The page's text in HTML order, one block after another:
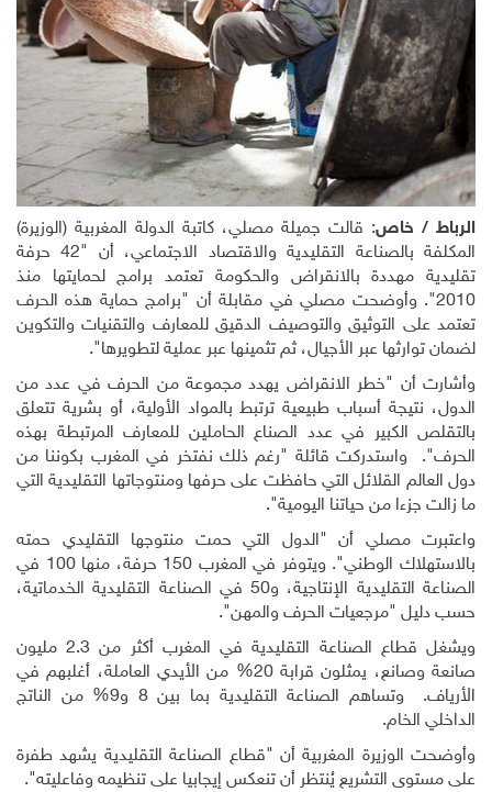
الرباط / خاص: قالت جميلة مصلي، كاتبة الدولة المغربية (الوزيرة)
المكلفة بالصناعة التقليدية والاقتصاد الاجتماعي، أن "42 حرفة
تقليدية مهددة بالانقراض والحكومة تعتمد برامج لحمايتها منذ
2010". وأوضحت مصلي في مقابلة أن "برامج حماية هذه الحرف
تعتمد على التوثيق والتوصيف الدقيق للمعارف والتقنيات والتكوين
لضمان توارثها عبر الأجيال، ثم تثمينها عبر عملية لتطويرها".
وأشارت أن "خطر الانقراض يهدد مجموعة من الحرف في عدد من
الدول، نتيجة أسباب طبيعية ترتبط بالمواد الأولية، أو بشرية تتعلق
بالتقلص الكبير في عدد الصناع الحاملين للمعارف المرتبطة بهذه
الحرف". واستدركت قائلة "رغم ذلك نفتخر في المغرب بكوننا من
دول العالم القلائل التي حافظت على حرفها ومنتوجاتها التقليدية التي
ما زالت جزءا من حياتنا اليومية".
واعتبرت مصلي أن "الدول التي حمت منتوجها التقليدي حمته
بالاستهلاك الوطني". ويتوفر في المغرب 150 حرفة، منها 100 في
الصناعة التقليدية الإنتاجية، و50 في الصناعة التقليدية الخدماتية،
حسب دليل "مرجعيات الحرف والمهن".
ويشغل قطاع الصناعة التقليدية في المغرب أكثر من 2.3 مليون
صانعة وصانع، يمثلون قرابة 20% من الأيدي العاملة، أغلبهم في
الأرياف. وتساهم الصناعة التقليدية بما بين 8 و9% من الناتج
الداخلي الخام.
وأوضحت الوزيرة المغربية أن "قطاع الصناعة التقليدية يشهد طفرة
على مستوى التشريع يُنتظر أن تنعكس إيجابيا على تنظيمه وفاعليته".